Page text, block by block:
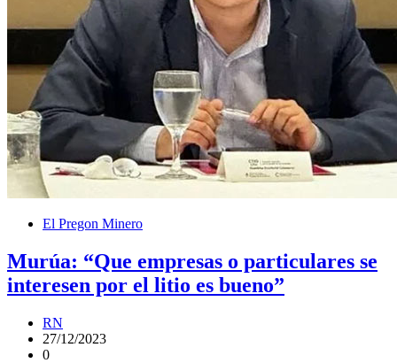
El Pregon Minero
Murúa: “Que empresas o particulares se
interesen por el litio es bueno”
RN
27/12/2023
0